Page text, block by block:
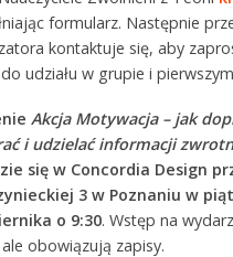
formularz. Następnie
kontaktuje się, aby
udziału w grupie i
Akcja Motywacja – jak
i udzielać informacji
się w Concordia Design
3 w Poznaniu w
o 9:30. Wstęp na
obowiązują zapisy.